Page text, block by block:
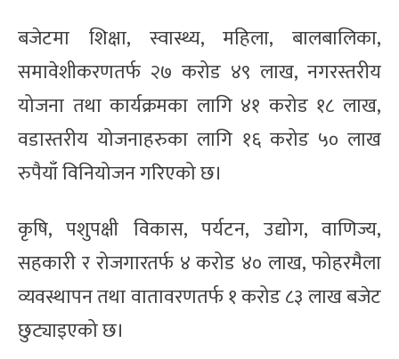
बजेटमा शिक्षा, स्वास्थ्य, महिला, बालबालिका,
समावेशीकरणतर्फ २७ करोड ४९ लाख, नगरस्तरीय
योजना तथा कार्यक्रमका लागि ४१ करोड १८ लाख,
वडास्तरीय योजनाहरुका लागि १६ करोड ५० लाख
रुपैयाँ विनियोजन गरिएको छ।
कृषि, पशुपक्षी विकास, पर्यटन, उद्योग, वाणिज्य,
सहकारी र रोजगारतर्फ ४ करोड ४० लाख, फोहरमैला
व्यवस्थापन तथा वातावरणतर्फ १ करोड ८३ लाख बजेट
छुट्याइएको छ।